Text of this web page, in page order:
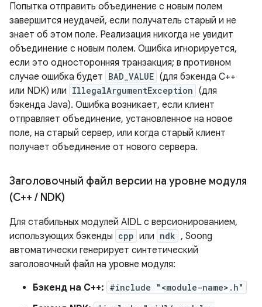
Попытка отправить объединение с новым полем
завершится неудачей, если получатель старый и не
знает об этом поле. Реализация никогда не увидит
объединение с новым полем. Ошибка игнорируется,
если это односторонняя транзакция; в противном
случае ошибка будет BAD_VALUE (для бэкенда C++
или NDK) или IllegalArgumentException (для
бэкенда Java). Ошибка возникает, если клиент
отправляет объединение, установленное на новое
поле, на старый сервер, или когда старый клиент
получает объединение от нового сервера.
Заголовочный файл версии на уровне модуля
(C++ / NDK)
Для стабильных модулей AIDL с версионированием,
использующих бэкенды cpp или ndk , Soong
автоматически генерирует синтетический
заголовочный файл на уровне модуля:
Бэкенд на C++: #include "<module-name>.h"